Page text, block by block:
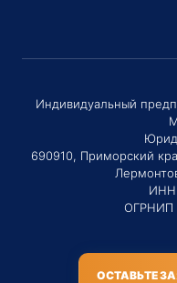
Индивидуальный
690910, Приморский
ИНН
ОГРНИП
ОСТАВЬТЕ